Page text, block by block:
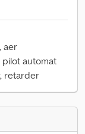
aer
automat
retarder